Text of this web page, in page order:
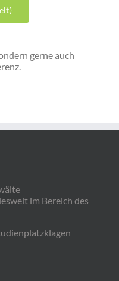
gerne auch
im Bereich des